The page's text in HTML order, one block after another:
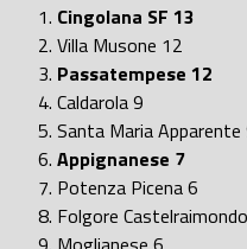
Cingolana SF 13
Villa Musone 12
Passatempese 12
Caldarola 9
Santa Maria Apparente
Appignanese 7
Potenza Picena 6
Folgore